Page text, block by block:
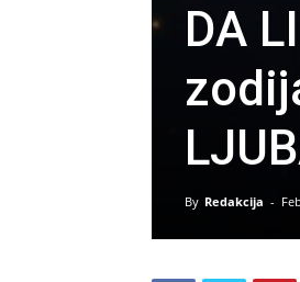
DA
By Redakcija -